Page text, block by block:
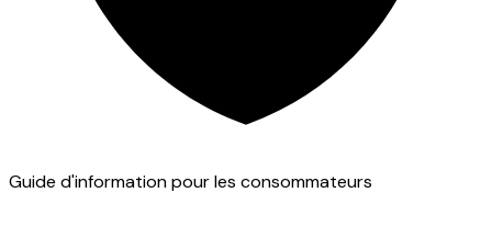
Guide d'information pour les consommateurs